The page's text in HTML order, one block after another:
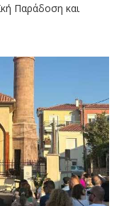
Παράδοση και